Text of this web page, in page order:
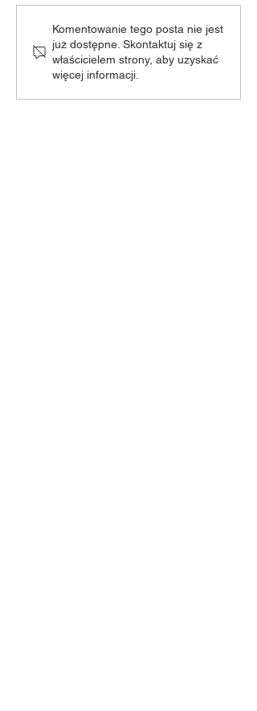
„Dziecięca Moc Sceny” -
zmiana terminu!
Komentowanie tego posta nie jest
już dostępne. Skontaktuj się z
właścicielem strony, aby uzyskać
więcej informacji.